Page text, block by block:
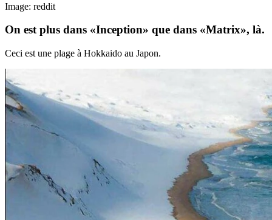
Image: reddit
On est plus dans «Inception» que dans «Matrix», là.
Ceci est une plage à Hokkaido au Japon.